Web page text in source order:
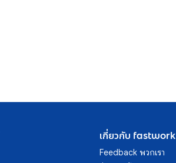
เกี่ยวกับ fastwork
Feedback พวกเรา